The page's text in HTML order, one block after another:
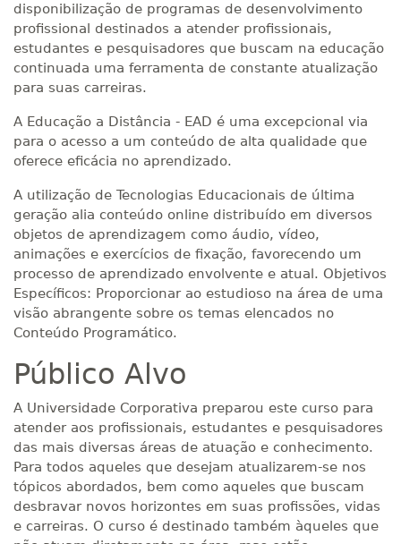
disponibilização de programas de desenvolvimento
profissional destinados a atender profissionais,
estudantes e pesquisadores que buscam na educação
continuada uma ferramenta de constante atualização
para suas carreiras.
A Educação a Distância - EAD é uma excepcional via
para o acesso a um conteúdo de alta qualidade que
oferece eficácia no aprendizado.
A utilização de Tecnologias Educacionais de última
geração alia conteúdo online distribuído em diversos
objetos de aprendizagem como áudio, vídeo,
animações e exercícios de fixação, favorecendo um
processo de aprendizado envolvente e atual. Objetivos
Específicos: Proporcionar ao estudioso na área de uma
visão abrangente sobre os temas elencados no
Conteúdo Programático.
Público Alvo
A Universidade Corporativa preparou este curso para
atender aos profissionais, estudantes e pesquisadores
das mais diversas áreas de atuação e conhecimento.
Para todos aqueles que desejam atualizarem-se nos
tópicos abordados, bem como aqueles que buscam
desbravar novos horizontes em suas profissões, vidas
e carreiras. O curso é destinado também àqueles que